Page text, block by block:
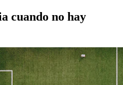
cuando no hay